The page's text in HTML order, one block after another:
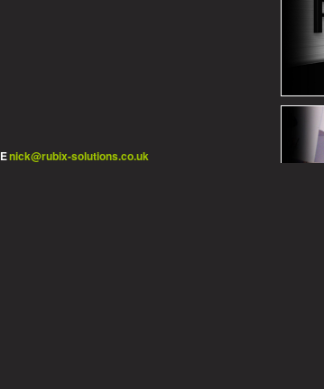
Enick@rubix-solutions.co.uk